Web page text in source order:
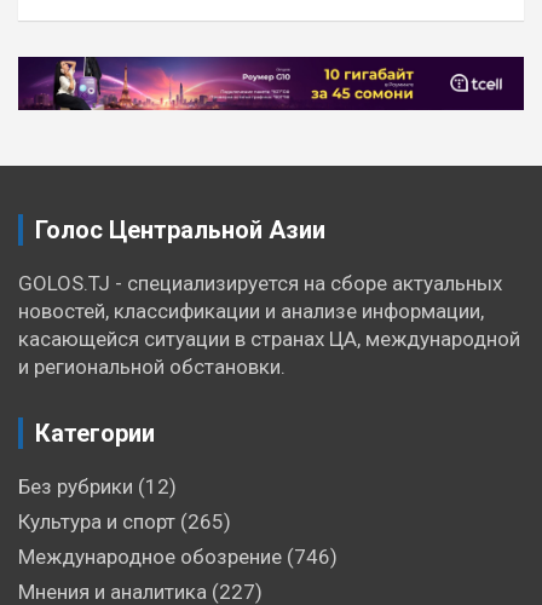
Навигация
по
Голос Центральной Азии
GOLOS.TJ - специализируется на сборе актуальных
новостей, классификации и анализе информации,
касающейся ситуации в странах ЦА, международной
и региональной обстановки.
Категории
Без рубрики (12)
Культура и спорт (265)
Международное обозрение (746)
Мнения и аналитика (227)